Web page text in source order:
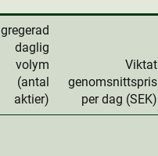
daglig
volym
(antal
aktie­r)
Viktat
genomsnittspris
per dag (SEK)